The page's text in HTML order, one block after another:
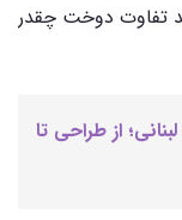
تفاوت دوخت چقدر
از طراحی تا